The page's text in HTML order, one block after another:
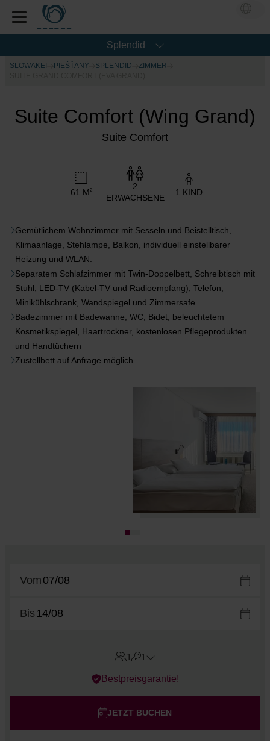
Splendid
SLOWAKEI PIEŠŤANY SPLENDID
ZIMMER
Suite Comfort (Wing Grand)
Suite Comfort
61 M2
2
ERWACHSENE
1 KIND
Gemütlichem Wohnzimmer mit Sesseln und Beistelltisch,
Klimaanlage, Stehlampe, Balkon, individuell einstellbarer
Heizung und WLAN.
Separatem Schlafzimmer mit Twin-Doppelbett, Schreibtisch mit
Stuhl, LED-TV (Kabel-TV und Radioempfang), Telefon,
Minikühlschrank, Wandspiegel und Zimmersafe.
Badezimmer mit Badewanne, WC, Bidet, beleuchtetem
Kosmetikspiegel, Haartrockner, kostenlosen Pflegeprodukten
und Handtüchern
Zustellbett auf Anfrage möglich
Vom
Bis
1 1
Errors?
Kinder
Bestpreisgarantie!
JETZT BUCHEN